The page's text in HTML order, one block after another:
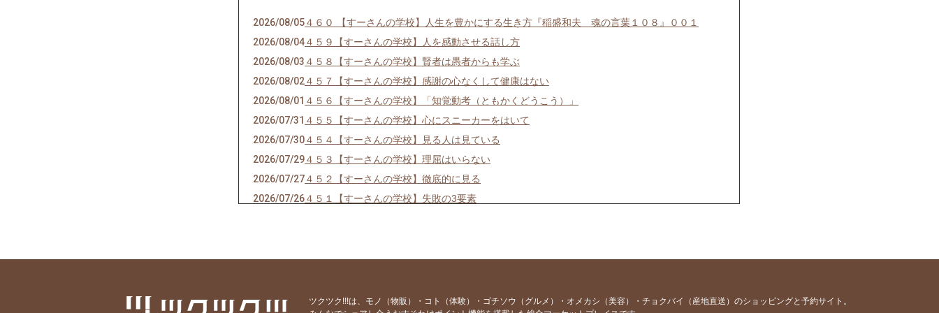
2026/08/05４６０ 【すーさんの学校】人生を豊かにする生き方『稲盛和夫 魂の言葉１０８』００１
2026/08/04４５９【すーさんの学校】人を感動させる話し方
2026/08/03 ４５８【すーさんの学校】賢者は愚者からも学ぶ
2026/08/02４５７【すーさんの学校】感謝の心なくして健康はない
2026/08/01 ４５６【すーさんの学校】「知覚動考（ともかくどうこう）」
2026/07/31 ４５５【すーさんの学校】心にスニーカーをはいて
2026/07/30４５４【すーさんの学校】見る人は見ている
2026/07/29４５３【すーさんの学校】理屈はいらない
2026/07/27４５２【すーさんの学校】徹底的に見る
2026/07/26４５１【すーさんの学校】失敗の3要素
2026/07/23４４８【すーさんの学校】本気なら口に出して言う
４４６【すーさんの学校】掃除は最も簡単な修行法
ツクツク!!!は、モノ（物販）・コト（体験）・ゴチソウ（グルメ）・オメカシ（美容）・チョクバイ（産地直送）のショッピングと予約サイト。